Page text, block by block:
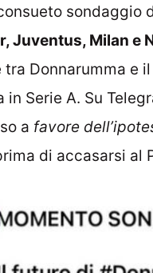
Juventus, Milan e
Donnarumma e
in Serie A. Su
a favore
di accasarsi al